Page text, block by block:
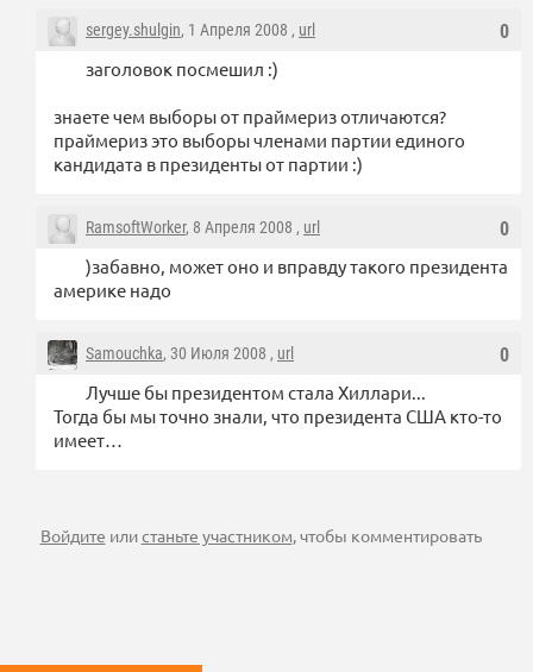
0
sergey.shulgin, 1 Апреля 2008 , url
заголовок посмешил :)
знаете чем выборы от праймериз отличаются?
праймериз это выборы членами партии единого
кандидата в президенты от партии :)
0
RamsoftWorker, 8 Апреля 2008 , url
)забавно, может оно и вправду такого президента
америке надо
0
Samouchka, 30 Июля 2008 , url
Лучше бы президентом стала Хиллари...
Тогда бы мы точно знали, что президента США кто-то
имеет…
Войдите илистаньте участником, чтобы комментировать